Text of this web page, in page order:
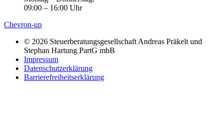
09:00 – 16:00 Uhr
Chevron-up
© 2026 Steuerberatungsgesellschaft Andreas Präkelt und
Stephan Hartung PartG mbB
Impressum
Datenschutzerklärung
Barrierefreiheitserklärung